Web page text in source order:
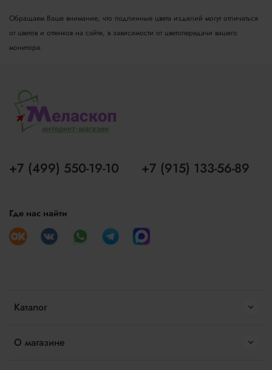
Обращаем Ваше внимание, что подлинные цвета изделий могут отличаться
от цветов и оттенков на сайте, в зависимости от цветопередачи вашего
монитора.
Каталог
О магазине
+7 (499) 550-19-10 +7 (915) 133-56-89
Где нас найти